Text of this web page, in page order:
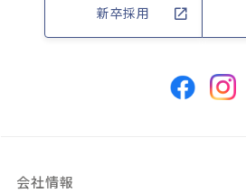
新卒採用
会社情報